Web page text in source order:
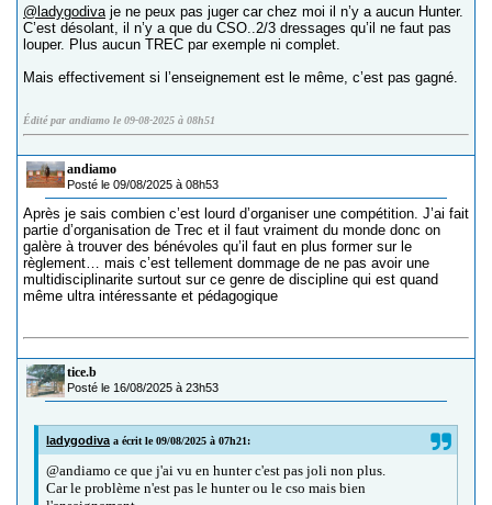
@ladygodiva je ne peux pas juger car chez moi il n’y a aucun Hunter.
C’est désolant, il n’y a que du CSO..2/3 dressages qu’il ne faut pas
louper. Plus aucun TREC par exemple ni complet.
Mais effectivement si l’enseignement est le même, c’est pas gagné.
Édité par andiamo le 09-08-2025 à 08h51
andiamo
Posté le 09/08/2025 à 08h53
Après je sais combien c’est lourd d’organiser une compétition. J’ai fait
partie d’organisation de Trec et il faut vraiment du monde donc on
galère à trouver des bénévoles qu’il faut en plus former sur le
règlement… mais c’est tellement dommage de ne pas avoir une
multidisciplinarite surtout sur ce genre de discipline qui est quand
même ultra intéressante et pédagogique
tice.b
Posté le 16/08/2025 à 23h53
ladygodiva a écrit le 09/08/2025 à 07h21:
@andiamo ce que j'ai vu en hunter c'est pas joli non plus.
Car le problème n'est pas le hunter ou le cso mais bien